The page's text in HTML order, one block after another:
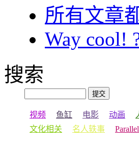
所有文章
Way cool!
搜索
视频 鱼缸 电影 动画
文化相关
名人轶事